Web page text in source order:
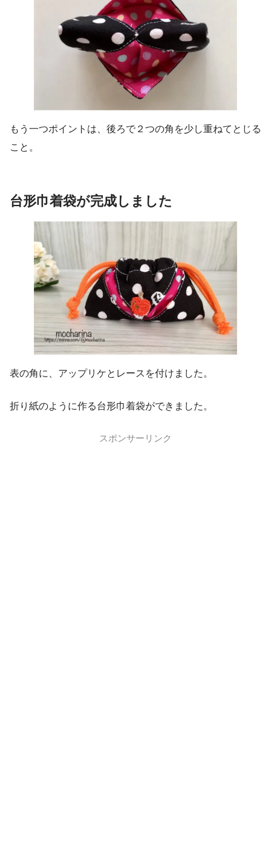
もう一つポイントは、後ろで２つの角を少し重ねてとじる
こと。
台形巾着袋が完成しました
表の角に、アップリケとレースを付けました。
折り紙のように作る台形巾着袋ができました。
スポンサーリンク